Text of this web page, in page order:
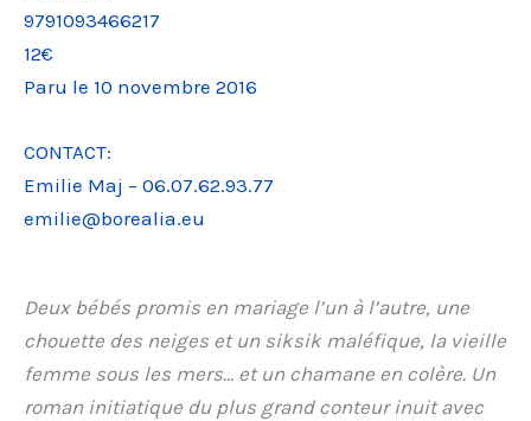
9791093466217
12€
Paru le 10 novembre 2016
CONTACT:
Emilie Maj – 06.07.62.93.77
emilie@borealia.eu
Deux bébés promis en mariage l’un à l’autre, une
chouette des neiges et un siksik maléfique, la vieille
femme sous les mers… et un chamane en colère. Un
roman initiatique du plus grand conteur inuit avec